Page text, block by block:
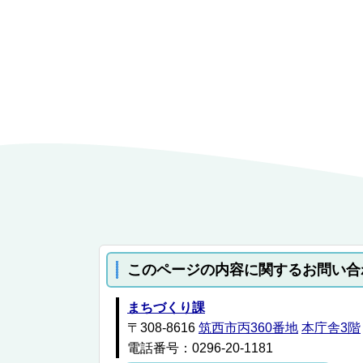
このページの内容に関するお問い
まちづくり課
〒308-8616 筑西市丙360番地 本庁舎3階
電話番号：0296-20-1181